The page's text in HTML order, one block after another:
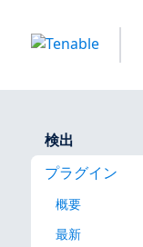
検出
プラグイン
概要
最新